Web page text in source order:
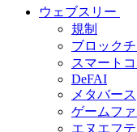
ウェブスリー
規制
ブロック
スマート
DeFAI
メタバース
ゲームファ
エヌエフ